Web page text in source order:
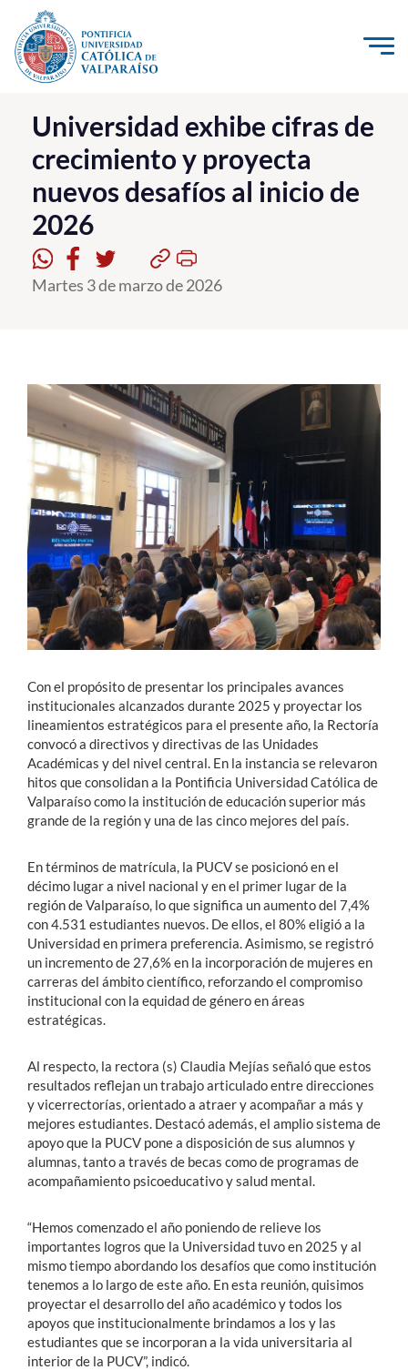
Click acá para ir directamente al contenido
La Universidad
Investigación, Creación e Innovación
PUCV Internacional
Vinculación con el Medio
Admisión
Formación Continua
Estudiantes
Académicos
Funcionarios
Alumni
English
Universidad exhibe cifras de
crecimiento y proyecta
nuevos desafíos al inicio de
2026
Martes 3 de marzo de 2026
Con el propósito de presentar los principales avances
institucionales alcanzados durante 2025 y proyectar los
lineamientos estratégicos para el presente año, la Rectoría
convocó a directivos y directivas de las Unidades
Académicas y del nivel central. En la instancia se relevaron
hitos que consolidan a la Pontificia Universidad Católica de
Valparaíso como la institución de educación superior más
grande de la región y una de las cinco mejores del país.
En términos de matrícula, la PUCV se posicionó en el
décimo lugar a nivel nacional y en el primer lugar de la
región de Valparaíso, lo que significa un aumento del 7,4%
con 4.531 estudiantes nuevos. De ellos, el 80% eligió a la
Universidad en primera preferencia. Asimismo, se registró
un incremento de 27,6% en la incorporación de mujeres en
carreras del ámbito científico, reforzando el compromiso
institucional con la equidad de género en áreas
estratégicas.
Al respecto, la rectora (s) Claudia Mejías señaló que estos
resultados reflejan un trabajo articulado entre direcciones
y vicerrectorías, orientado a atraer y acompañar a más y
mejores estudiantes. Destacó además, el amplio sistema de
apoyo que la PUCV pone a disposición de sus alumnos y
alumnas, tanto a través de becas como de programas de
acompañamiento psicoeducativo y salud mental.
“Hemos comenzado el año poniendo de relieve los
importantes logros que la Universidad tuvo en 2025 y al
mismo tiempo abordando los desafíos que como institución
tenemos a lo largo de este año. En esta reunión, quisimos
proyectar el desarrollo del año académico y todos los
apoyos que institucionalmente brindamos a los y las
estudiantes que se incorporan a la vida universitaria al
interior de la PUCV”, indicó.